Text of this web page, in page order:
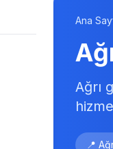
Ana
Ağrı
📍